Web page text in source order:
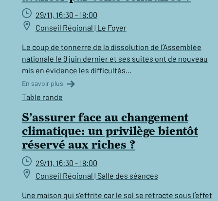
29/11, 16:30 - 18:00
Conseil Régional | Le Foyer
Le coup de tonnerre de la dissolution de l’Assemblée
nationale le 9 juin dernier et ses suites ont de nouveau
mis en évidence les difficultés…
En savoir plus
Table ronde
S’assurer face au changement
climatique: un privilège bientôt
réservé aux riches ?
29/11, 16:30 - 18:00
Conseil Régional | Salle des séances
Une maison qui s’effrite car le sol se rétracte sous l’effet